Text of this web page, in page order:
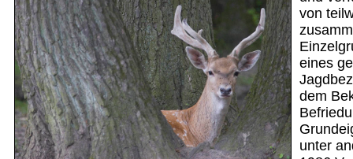
von
eines
dem
unter